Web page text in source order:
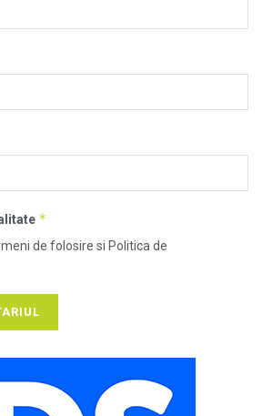
*
de folosire si Politica de